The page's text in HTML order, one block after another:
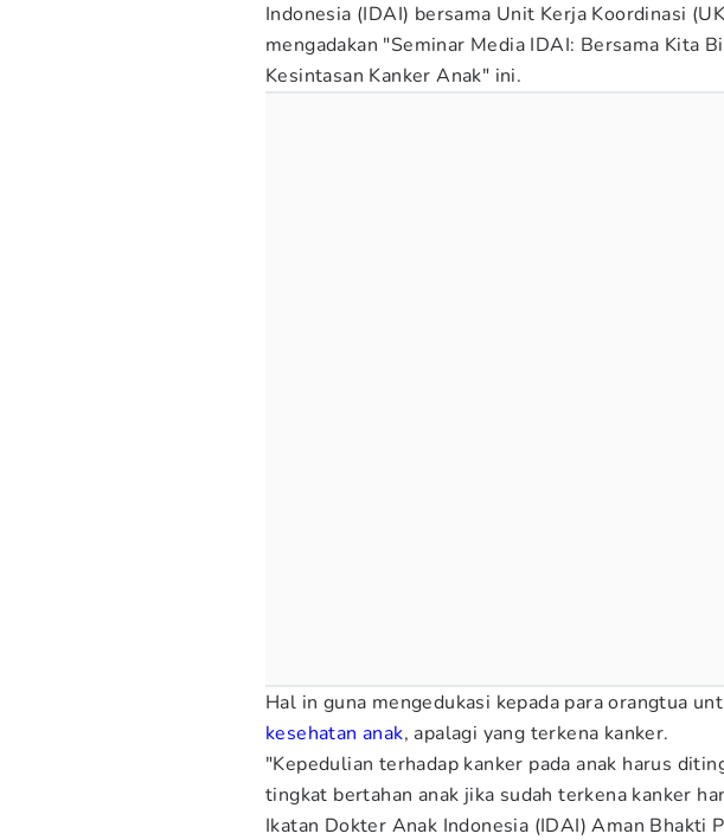
Indonesia (IDAI) bersama Unit Kerja Koordinasi
mengadakan "Seminar Media IDAI: Bersama Kita
Kesintasan Kanker Anak" ini.
Hal in guna mengedukasi kepada para orangtua
kesehatan anak, apalagi yang terkena kanker.
"Kepedulian terhadap kanker pada anak harus
tingkat bertahan anak jika sudah terkena kanker
Ikatan Dokter Anak Indonesia (IDAI) Aman Bhakti